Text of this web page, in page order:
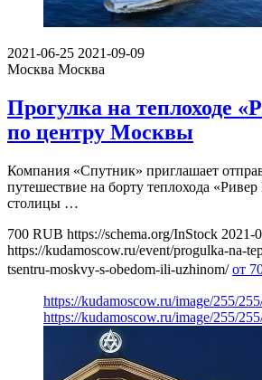
2021-06-25 2021-09-09
Москва Москва
Прогулка на теплоходе
по центру Москвы
Компания «Спутник» приглашает
путешествие на борту теплохода
столицы …
700 RUB https://schema.org/InStock 2021-
https://kudamoscow.ru/event/progulka-na-
tsentru-moskvy-s-obedom-ili-uzhinom/ от
https://kudamoscow.ru/image/255/
https://kudamoscow.ru/image/255/